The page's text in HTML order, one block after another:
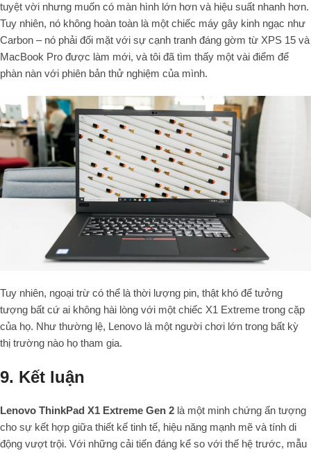
tuyệt vời nhưng muốn có màn hình lớn hơn và hiệu suất nhanh hơn.
Tuy nhiên, nó không hoàn toàn là một chiếc máy gây kinh ngạc như
Carbon – nó phải đối mặt với sự cạnh tranh đáng gờm từ XPS 15 và
MacBook Pro được làm mới, và tôi đã tìm thấy một vài điểm để
phàn nàn với phiên bản thử nghiệm của mình.
Tuy nhiên, ngoại trừ có thể là thời lượng pin, thật khó để tưởng
tượng bất cứ ai không hài lòng với một chiếc X1 Extreme trong cặp
của họ. Như thường lệ, Lenovo là một người chơi lớn trong bất kỳ
thị trường nào họ tham gia.
9. Kết luận
Lenovo ThinkPad X1 Extreme Gen 2 là một minh chứng ấn tượng
cho sự kết hợp giữa thiết kế tinh tế, hiệu năng mạnh mẽ và tính di
động vượt trội. Với những cải tiến đáng kể so với thế hệ trước, mẫu